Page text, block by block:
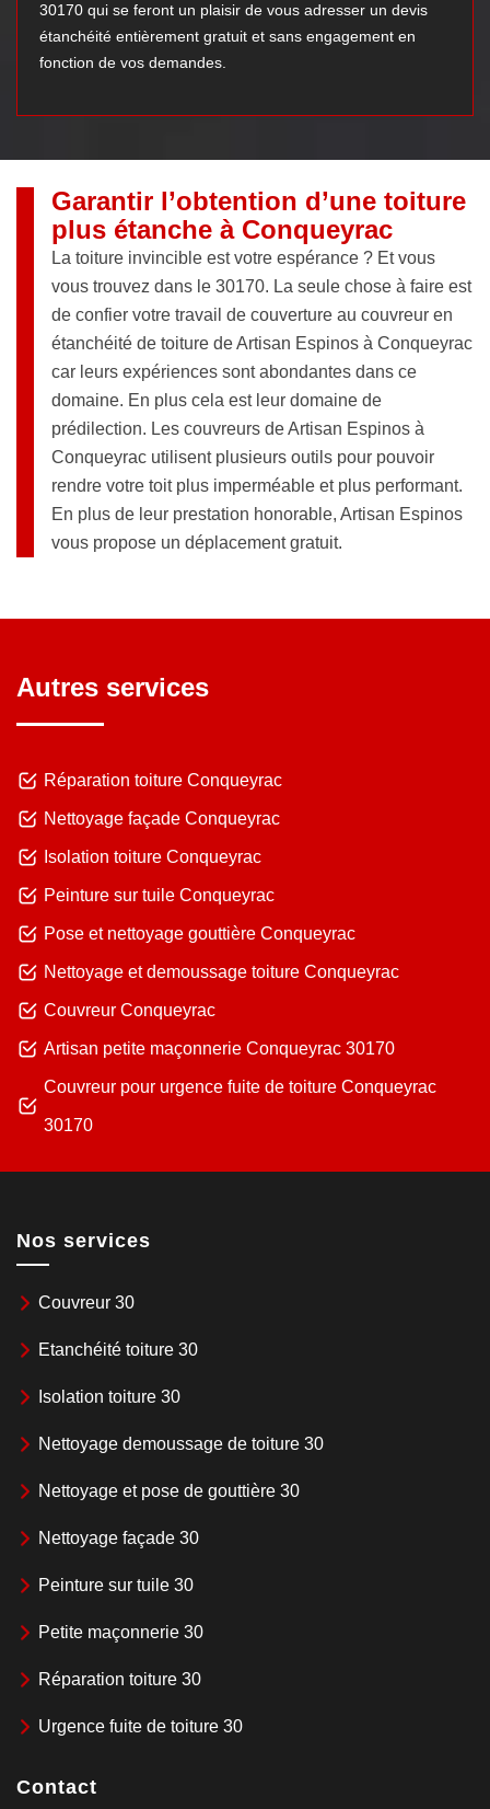
30170 qui se feront un plaisir de vous adresser un devis
étanchéité entièrement gratuit et sans engagement en
fonction de vos demandes.
Garantir l’obtention d’une toiture
plus étanche à Conqueyrac
La toiture invincible est votre espérance ? Et vous
vous trouvez dans le 30170. La seule chose à faire est
de confier votre travail de couverture au couvreur en
étanchéité de toiture de Artisan Espinos à Conqueyrac
car leurs expériences sont abondantes dans ce
domaine. En plus cela est leur domaine de
prédilection. Les couvreurs de Artisan Espinos à
Conqueyrac utilisent plusieurs outils pour pouvoir
rendre votre toit plus imperméable et plus performant.
En plus de leur prestation honorable, Artisan Espinos
vous propose un déplacement gratuit.
Autres services
Réparation toiture Conqueyrac
Nettoyage façade Conqueyrac
Isolation toiture Conqueyrac
Peinture sur tuile Conqueyrac
Pose et nettoyage gouttière Conqueyrac
Nettoyage et demoussage toiture Conqueyrac
Couvreur Conqueyrac
Artisan petite maçonnerie Conqueyrac 30170
Couvreur pour urgence fuite de toiture Conqueyrac
30170
Nos services
Couvreur 30
Etanchéité toiture 30
Isolation toiture 30
Nettoyage demoussage de toiture 30
Nettoyage et pose de gouttière 30
Nettoyage façade 30
Peinture sur tuile 30
Petite maçonnerie 30
Réparation toiture 30
Urgence fuite de toiture 30
Contact